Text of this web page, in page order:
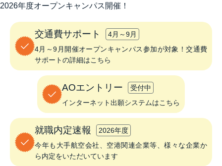
2026年度オープンキャンパス開催！
交通費サポート
4月～9月
4月～9月開催オープンキャンパス参加が対象！交通費
サポートの詳細はこちら
AOエントリー
受付中
インターネット出願システムはこちら
就職内定速報
2026年度
今年も大手航空会社、空港関連企業等、様々な企業か
ら内定をいただいています